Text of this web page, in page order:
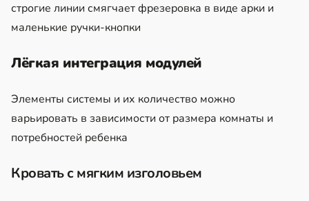
строгие линии смягчает фрезеровка в виде арки и
маленькие ручки-кнопки
Лёгкая интеграция модулей
Элементы системы и их количество можно
варьировать в зависимости от размера комнаты и
потребностей ребенка
Кровать с мягким изголовьем